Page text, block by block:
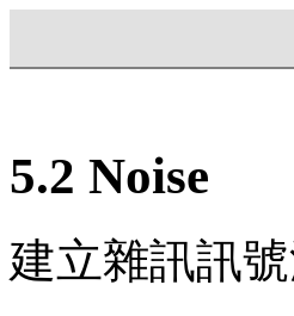
5.2 Noise
建立雜訊訊